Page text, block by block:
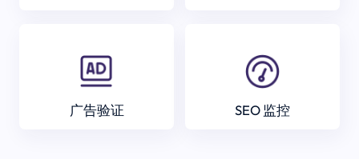
广告验证 SEO 监控